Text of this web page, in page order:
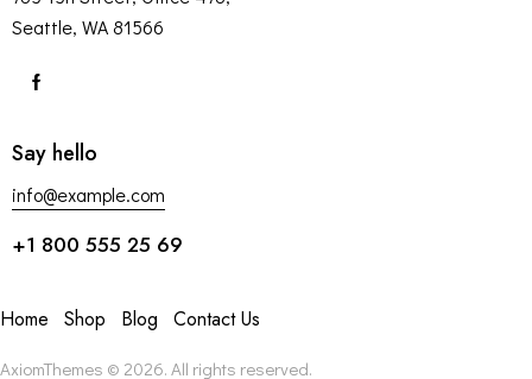
Seattle, WA 81566
Say hello
info@example.com
+1 800 555 25 69
Home Shop Blog Contact Us
AxiomThemes © 2026. All rights reserved.